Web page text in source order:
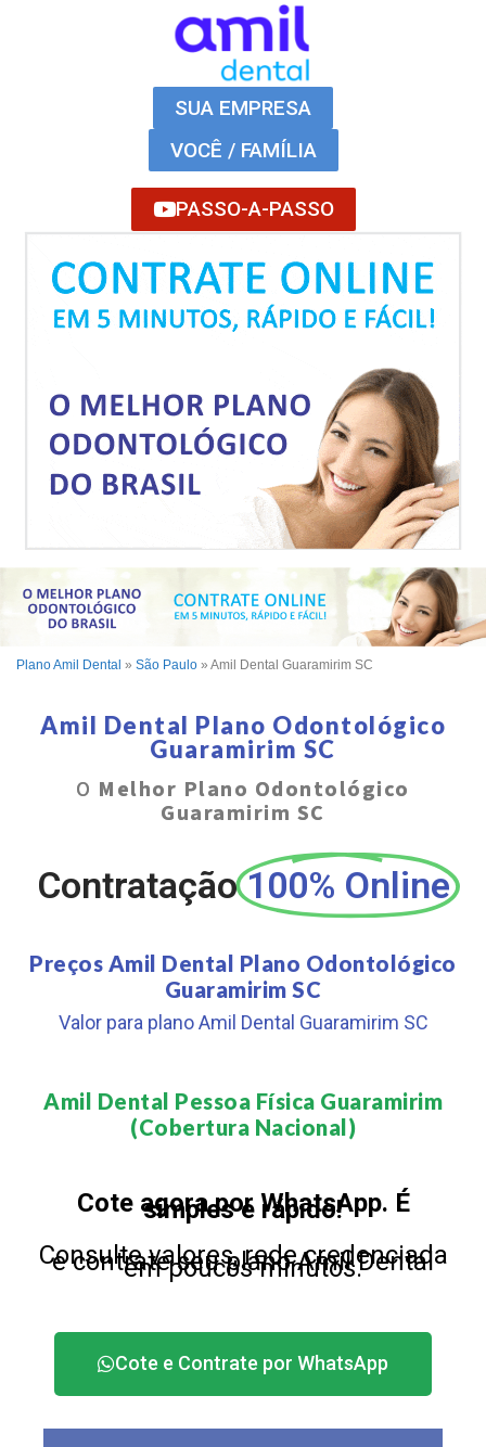
SUA EMPRESA
VOCÊ / FAMÍLIA
PASSO-A-PASSO
Plano Amil Dental » São Paulo » Amil Dental Guaramirim SC
Amil Dental Plano Odontológico
Guaramirim SC
O Melhor Plano Odontológico
Guaramirim SC
Contratação 100% Online
Preços Amil Dental Plano Odontológico
Guaramirim SC
Valor para plano Amil Dental Guaramirim SC
Amil Dental Pessoa Física Guaramirim
(Cobertura Nacional)​
Cote agora por WhatsApp. É
simples e rápido!
Consulte valores, rede credenciada
e contrate seu plano Amil Dental
em poucos minutos.
Cote e Contrate por WhatsApp